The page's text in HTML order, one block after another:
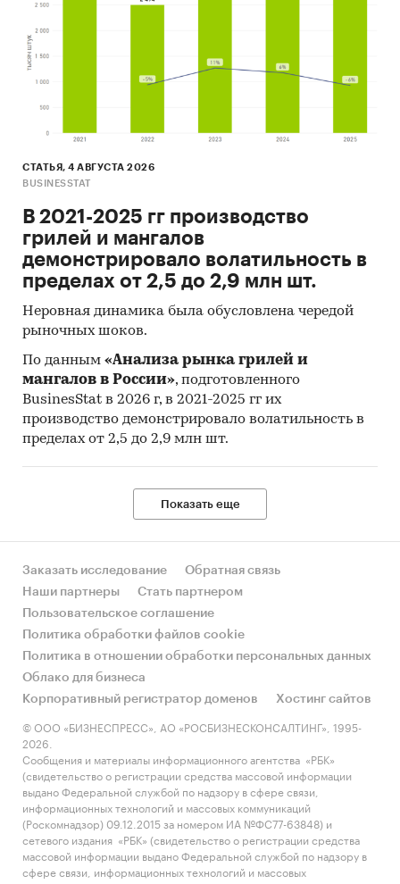
СТАТЬЯ, 4 АВГУСТА 2026
BUSINESSTAT
В 2021-2025 гг производство
грилей и мангалов
демонстрировало волатильность в
пределах от 2,5 до 2,9 млн шт.
Неровная динамика была обусловлена чередой
рыночных шоков.
По данным «Анализа рынка грилей и
мангалов в России», подготовленного
BusinesStat в 2026 г, в 2021-2025 гг их
производство демонстрировало волатильность в
пределах от 2,5 до 2,9 млн шт.
Показать еще
Заказать исследование
Обратная связь
Наши партнеры
Стать партнером
Пользовательское соглашение
Политика обработки файлов cookie
Политика в отношении обработки персональных данных
Облако для бизнеса
Корпоративный регистратор доменов
Хостинг сайтов
© ООО «БИЗНЕСПРЕСС», АО «РОСБИЗНЕСКОНСАЛТИНГ», 1995-
2026.
Сообщения и материалы информационного агентства «РБК»
(свидетельство о регистрации средства массовой информации
выдано Федеральной службой по надзору в сфере связи,
информационных технологий и массовых коммуникаций
(Роскомнадзор) 09.12.2015 за номером ИА №ФС77-63848) и
сетевого издания «РБК» (свидетельство о регистрации средства
массовой информации выдано Федеральной службой по надзору в
сфере связи, информационных технологий и массовых